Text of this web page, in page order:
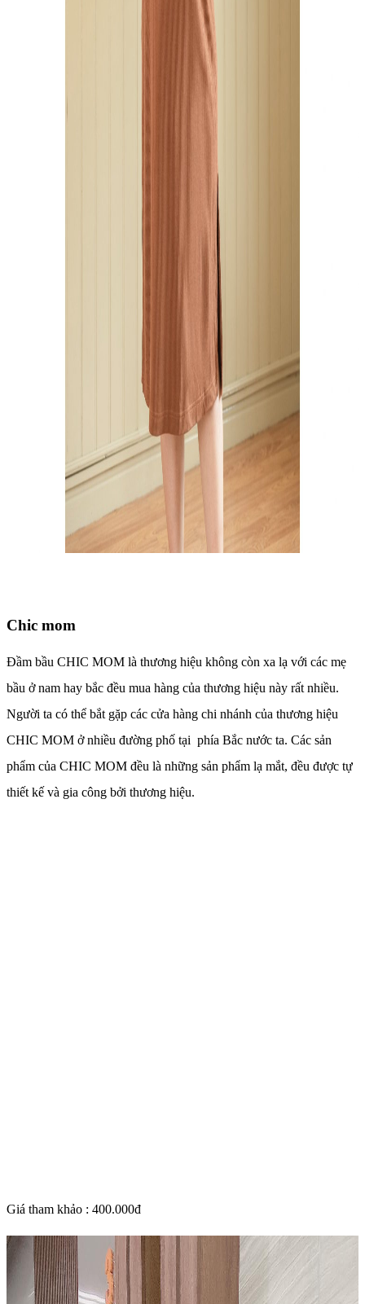
Chic mom
Đầm bầu CHIC MOM là thương hiệu không còn xa lạ với các mẹ
bầu ở nam hay bắc đều mua hàng của thương hiệu này rất nhiều.
Người ta có thể bắt gặp các cửa hàng chi nhánh của thương hiệu
CHIC MOM ở nhiều đường phố tại phía Bắc nước ta. Các sản
phẩm của CHIC MOM đều là những sản phẩm lạ mắt, đều được tự
thiết kế và gia công bởi thương hiệu.
Giá tham khảo : 400.000đ